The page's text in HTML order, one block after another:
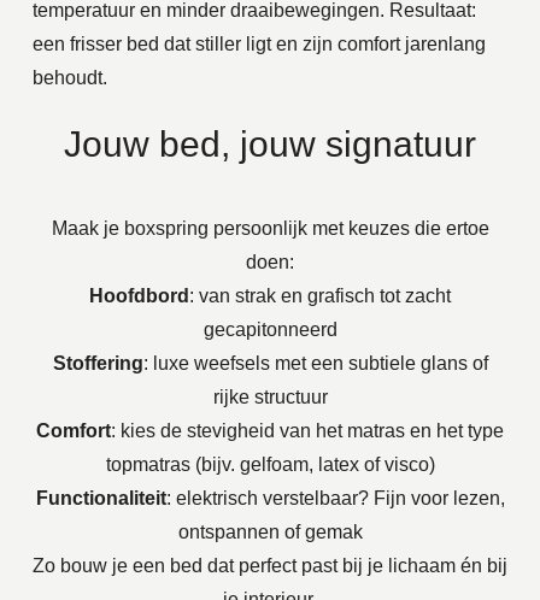
temperatuur en minder draaibewegingen. Resultaat:
een frisser bed dat stiller ligt en zijn comfort jarenlang
behoudt.
Jouw bed, jouw signatuur
Maak je boxspring persoonlijk met keuzes die ertoe
doen:
Hoofdbord : van strak en grafisch tot zacht
gecapitonneerd
Stoffering: luxe weefsels met een subtiele glans of
rijke structuur
Comfort: kies de stevigheid van het matras en het type
topmatras (bijv. gelfoam, latex of visco)
Functionaliteit: elektrisch verstelbaar? Fijn voor lezen,
ontspannen of gemak
Zo bouw je een bed dat perfect past bij je lichaam én bij